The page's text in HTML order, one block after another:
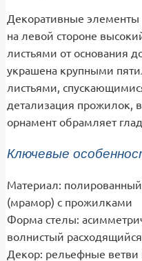
Декоративные
на левой стороне
листьями от основания
украшена крупными
листьями,
детализация прожилок,
орнамент обрамляет
Ключевые
Материал:
(мрамор) с прожилками
Форма стелы:
волнистый
Декор: рельефные ветви